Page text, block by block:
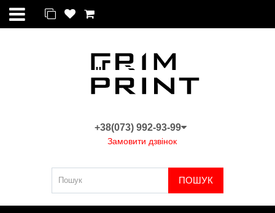
+38(073) 992-93-99
Замовити дзвінок
ПОШУК